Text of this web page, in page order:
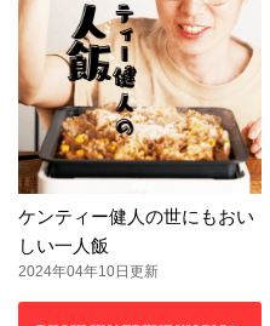
ケンティー健人の世にもおい
しい一人飯
2024年04年10日更新